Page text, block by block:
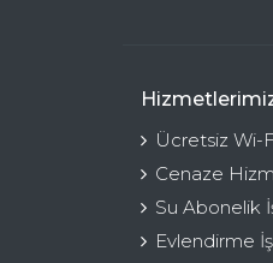
Ücretsiz Wi-
Cenaze
Su Abonelik
Evlendirme